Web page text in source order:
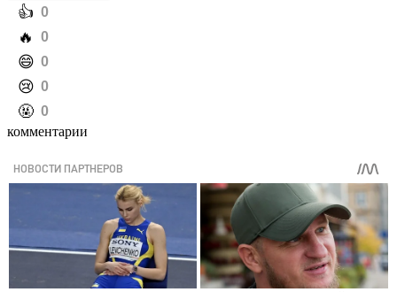
️👍 0
️🔥 0
️😄 0
️😢 0
️🤬 0
комментарии